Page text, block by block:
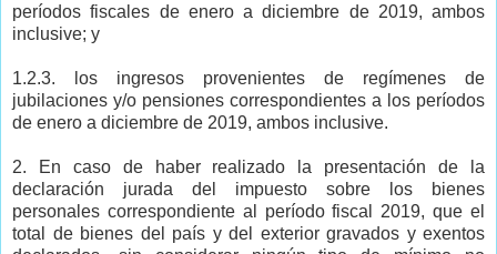
períodos fiscales de enero a diciembre de 2019, ambos
inclusive; y
1.2.3. los ingresos provenientes de regímenes de
jubilaciones y/o pensiones correspondientes a los períodos
de enero a diciembre de 2019, ambos inclusive.
2. En caso de haber realizado la presentación de la
declaración jurada del impuesto sobre los bienes
personales correspondiente al período fiscal 2019, que el
total de bienes del país y del exterior gravados y exentos